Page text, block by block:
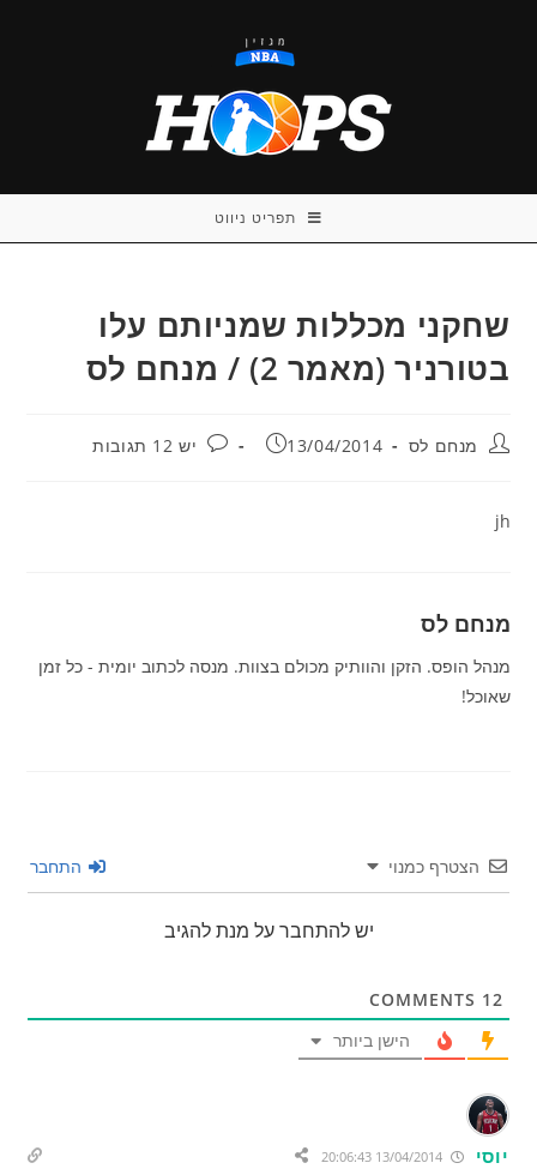
תפריט ניווט
שחקני מכללות שמניותם עלו
בטורניר (מאמר 2) / מנחם לס
מחבר:מנחם לס פורסם:
13/04/2014 תגובות:
יש 12 תגובות
jh
מנחם לס
מנהל הופס. הזקן והוותיק מכולם בצוות. מנסה לכתוב יומית - כל זמן
שאוכל!
הצטרף כמנוי התחבר
יש להתחבר על מנת להגיב
12
הישן ביותר
יוסי 13/04/2014 20:06:43